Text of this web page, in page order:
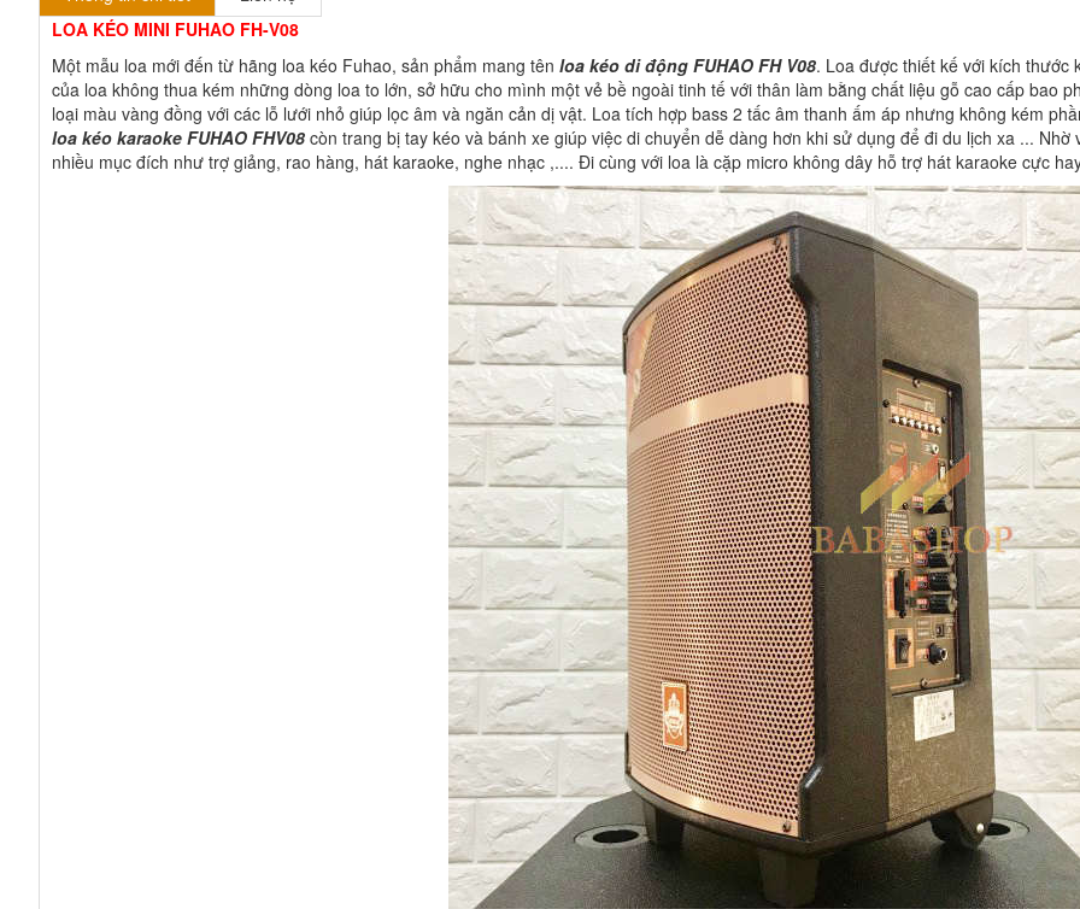
LOA KÉO MINI FUHAO FH-V08
Một mẫu loa mới đến từ hãng loa kéo Fuhao, sản phẩm mang tên loa kéo di động FUHAO FH V08. Loa được thiết kế với kích thước
của loa không thua kém những dòng loa to lớn, sở hữu cho mình một vẻ bề ngoài tinh tế với thân làm bằng chất liệu gỗ cao cấp bao
loại màu vàng đồng với các lỗ lưới nhỏ giúp lọc âm và ngăn cản dị vật. Loa tích hợp bass 2 tấc âm thanh ấm áp nhưng không kém
loa kéo karaoke FUHAO FHV08 còn trang bị tay kéo và bánh xe giúp việc di chuyển dễ dàng hơn khi sử dụng để đi du lịch xa ...
nhiều mục đích như trợ giảng, rao hàng, hát karaoke, nghe nhạc ,.... Đi cùng với loa là cặp micro không dây hỗ trợ hát karaoke cực